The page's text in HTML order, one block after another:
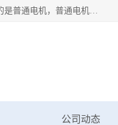
苏州布斯威机械设备有限公司主要经营：伺服油压机也是一款液压机；简单来说，传统的油压机，选用的是普通电机，普通电机容易发热，容易烧坏。伺服油压机采用先进的伺服电机，一般选用汇川 、日本大金、台达等品牌。伺服电机配套伺服泵还有伺服驱动器等部件，这样机器的电机过热，能耗的控制、机器工作的噪音都得到了完美的解决。
公司动态